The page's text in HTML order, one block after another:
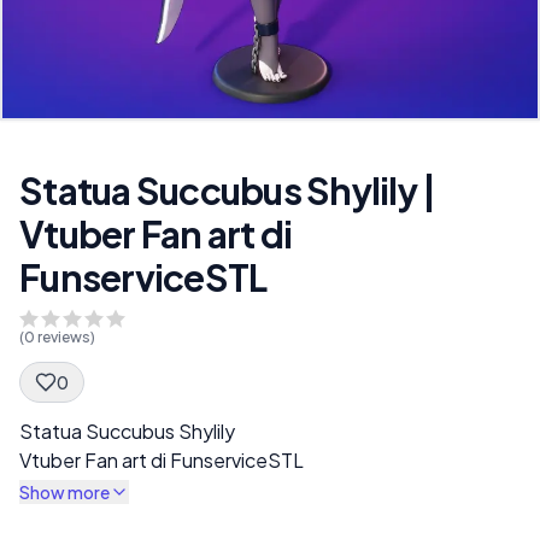
Statua Succubus Shylily |
Vtuber Fan art di
FunserviceSTL
(0 reviews)
0
Spec Description
Statua Succubus Shylily
Vtuber Fan art di FunserviceSTL
Show more